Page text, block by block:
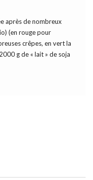
après de nombreux
(en rouge pour
crêpes, en vert la
g de « lait » de soja